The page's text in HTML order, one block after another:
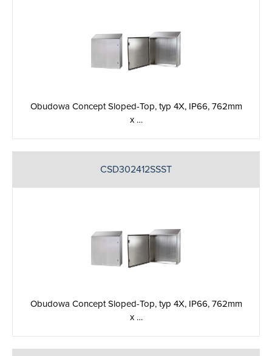
Obudowa Concept Sloped-Top, typ 4X, IP66, 762mm
x …
CSD302412SSST
Obudowa Concept Sloped-Top, typ 4X, IP66, 762mm
x …